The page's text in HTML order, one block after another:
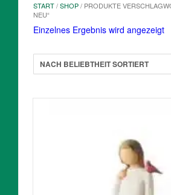
START/SHOP/ PRODUKTE
NEU“
Einzelnes Ergebnis wird angezeigt